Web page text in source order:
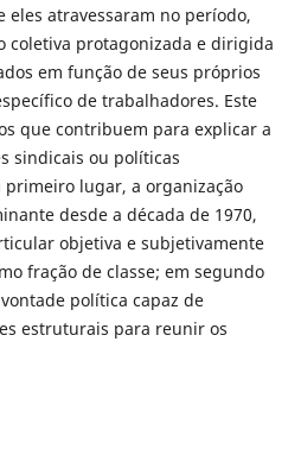
eles atravessaram no período,
coletiva protagonizada e dirigida
em função de seus próprios
de trabalhadores. Este
que contribuem para explicar a
sindicais ou políticas
primeiro lugar, a organização
desde a década de 1970,
objetiva e subjetivamente
fração de classe; em segundo
política capaz de
estruturais para reunir os